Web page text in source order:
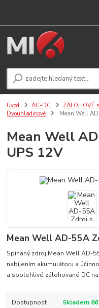
Úvod AC-DC ZÁLOHOVÉ
Dvouhladinové
Mean Well
Mean Well
UPS 12V
Mean Well AD-55A
Spínaný zdroj Mean Well AD-
nabíjením akumulátoru a
a spolehlivé zálohované DC
Dostupnost
Skladem